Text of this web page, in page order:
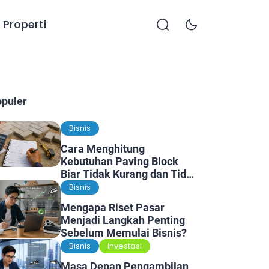
Properti
Bisnis
Cara Menghitung
Kebutuhan Paving Block
Biar Tidak Kurang dan Tidak
Kelebihan
Bisnis
Mengapa Riset Pasar
Menjadi Langkah Penting
Sebelum Memulai Bisnis?
Bisnis Investasi
Masa Depan Pengambilan